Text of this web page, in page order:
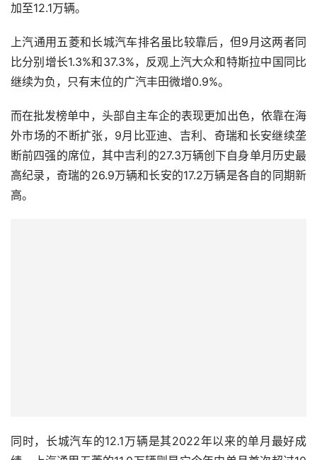
加至12.1万辆。
上汽通用五菱和长城汽车排名虽比较靠后，但9月这两者同
比分别增长1.3%和37.3%，反观上汽大众和特斯拉中国同比
继续为负，只有末位的广汽丰田微增0.9%。
而在批发榜单中，头部自主车企的表现更加出色，依靠在海
外市场的不断扩张，9月比亚迪、吉利、奇瑞和长安继续垄
断前四强的席位，其中吉利的27.3万辆创下自身单月历史最
高纪录，奇瑞的26.9万辆和长安的17.2万辆是各自的同期新
高。
同时，长城汽车的12.1万辆是其2022年以来的单月最好成